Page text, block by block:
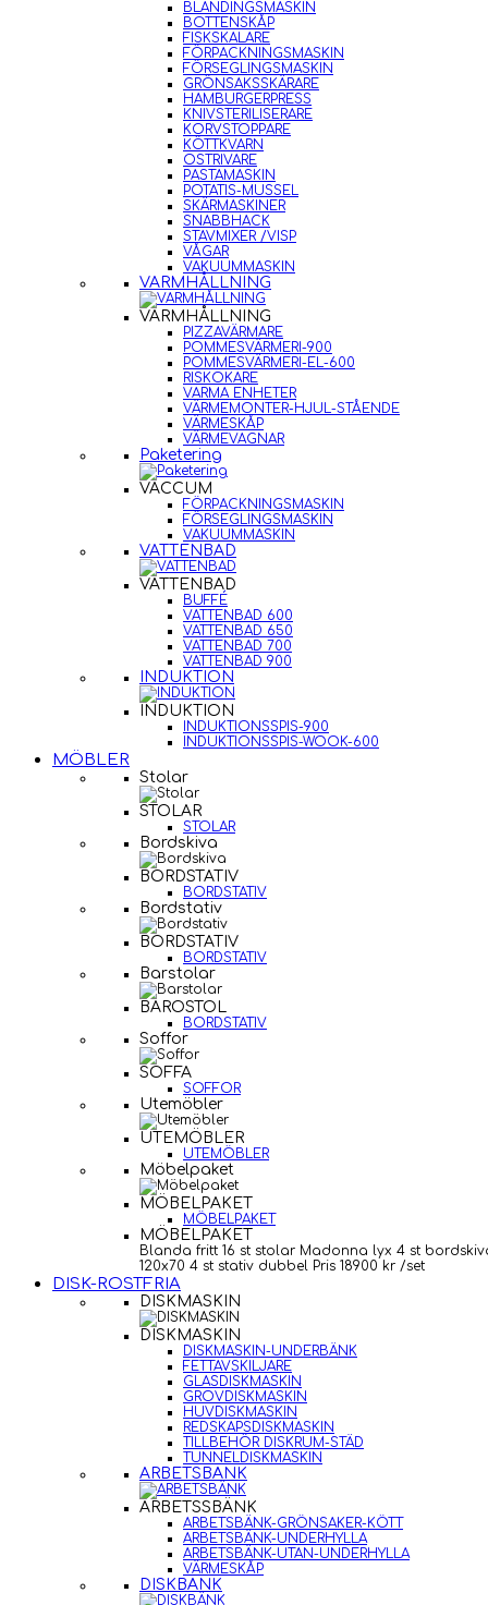
BLANDINGSMASKIN
BOTTENSKÅP
FISKSKALARE
FÖRPACKNINGSMASKIN
FÖRSEGLINGSMASKIN
GRÖNSAKSSKÄRARE
HAMBURGERPRESS
KNIVSTERILISERARE
KORVSTOPPARE
KÖTTKVARN
OSTRIVARE
PASTAMASKIN
POTATIS-MUSSEL
SKÄRMASKINER
SNABBHACK
STAVMIXER /VISP
VÅGAR
VAKUUMMASKIN
VARMHÅLLNING
VARMHÅLLNING
PIZZAVÄRMARE
POMMESVÄRMERI-900
POMMESVÄRMERI-EL-600
RISKOKARE
VARMA ENHETER
VÄRMEMONTER-HJUL-STÅENDE
VÄRMESKÅP
VÄRMEVAGNAR
Paketering
VACCUM
FÖRPACKNINGSMASKIN
FÖRSEGLINGSMASKIN
VAKUUMMASKIN
VATTENBAD
VATTENBAD
BUFFÉ
VATTENBAD 600
VATTENBAD 650
VATTENBAD 700
VATTENBAD 900
INDUKTION
INDUKTION
INDUKTIONSSPIS-900
INDUKTIONSSPIS-WOOK-600
MÖBLER
Stolar
STOLAR
STOLAR
Bordskiva
BORDSTATIV
BORDSTATIV
Bordstativ
BORDSTATIV
BORDSTATIV
Barstolar
BAROSTOL
BORDSTATIV
Soffor
SOFFA
SOFFOR
Utemöbler
UTEMÖBLER
UTEMÖBLER
Möbelpaket
MÖBELPAKET
MÖBELPAKET
MÖBELPAKET
Blanda fritt 16 st stolar Madonna lyx 4 st
120x70 4 st stativ dubbel Pris 18900 kr /set
DISK-ROSTFRIA
DISKMASKIN
DISKMASKIN
DISKMASKIN-UNDERBÄNK
FETTAVSKILJARE
GLASDISKMASKIN
GROVDISKMASKIN
HUVDISKMASKIN
REDSKAPSDISKMASKIN
TILLBEHÖR DISKRUM-STÄD
TUNNELDISKMASKIN
ARBETSBÄNK
ARBETSSBÄNK
ARBETSBÄNK-GRÖNSAKER-KÖTT
ARBETSBÄNK-UNDERHYLLA
ARBETSBÄNK-UTAN-UNDERHYLLA
VÄRMESKÅP
DISKBÄNK